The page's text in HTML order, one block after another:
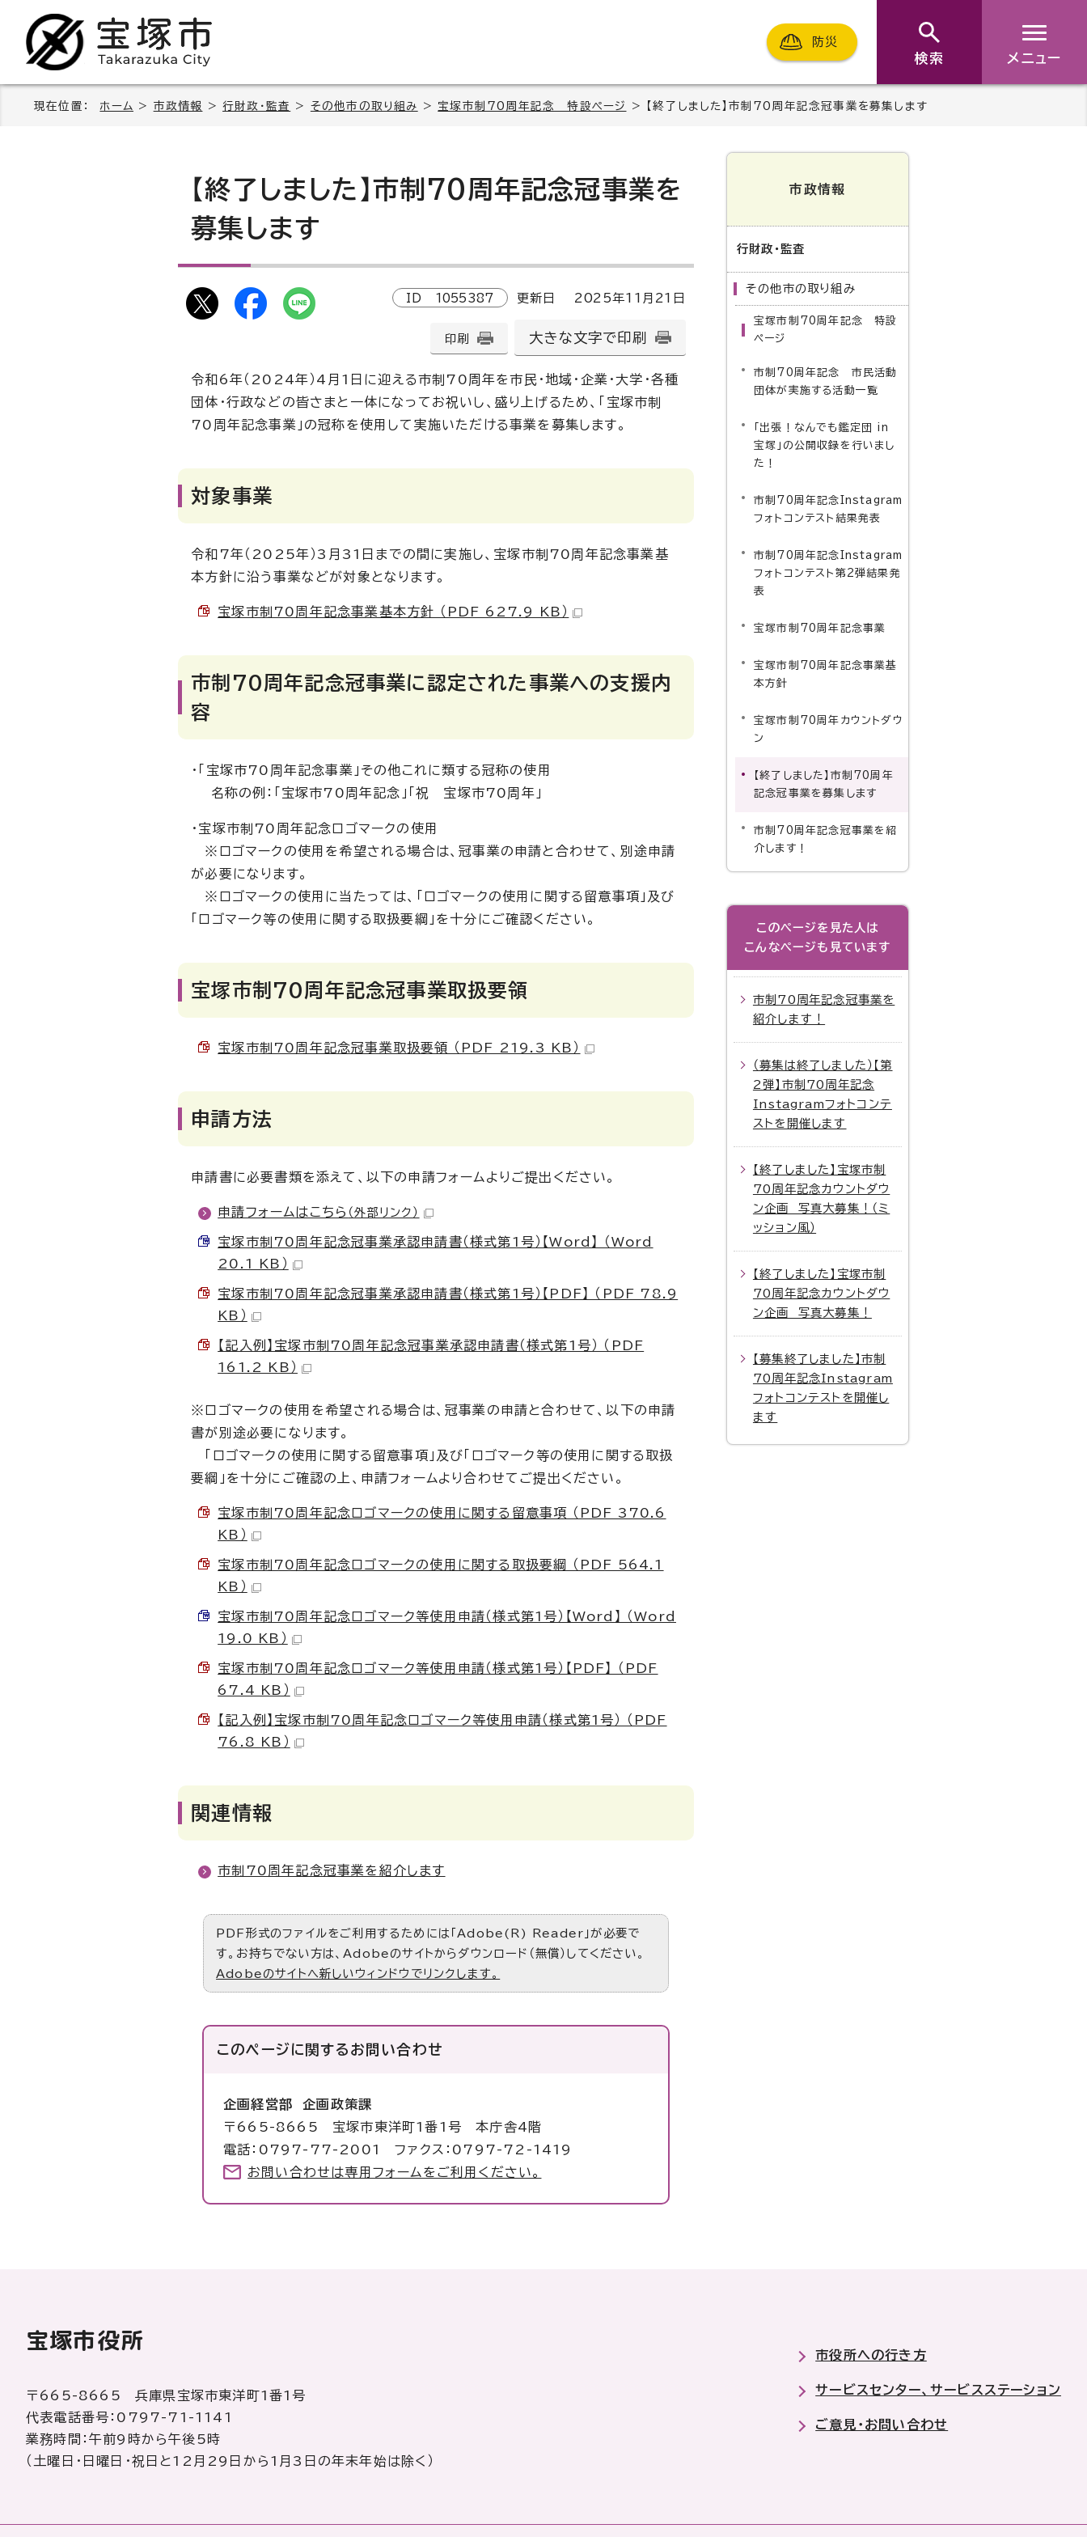
防災
検索 メニュー
現在位置： ホーム > 市政情報 >行財政・監査 > その他市の取り組み > 宝塚市制70周年記念 特設ページ > 【終了しました】市制70周年記念冠事業を募集します
【終了しました】市制70周年記念冠事業を
募集します
ID 1055387 更新日 2025年11 月 21 日
印刷 大きな文字で印刷
令和6年（2024年）4月1日に迎える市制70周年を市民・地域・企業・大学・各種
団体・行政などの皆さまと一体になってお祝いし、盛り上げるため、「宝塚市制
70周年記念事業」の冠称を使用して実施いただける事業を募集します。
対象事業
令和7年（2025年）3月31日までの間に実施し、宝塚市制70周年記念事業基
本方針に沿う事業などが対象となります。
宝塚市制70周年記念事業基本方針 （PDF 627.9 KB）
市制70周年記念冠事業に認定された事業への支援内
容
・「宝塚市70周年記念事業」その他これに類する冠称の使用
名称の例：「宝塚市70周年記念」「祝 宝塚市70周年」
・宝塚市制70周年記念ロゴマークの使用
※ロゴマークの使用を希望される場合は、冠事業の申請と合わせて、別途申請
が必要になります。
※ロゴマークの使用に当たっては、「ロゴマークの使用に関する留意事項」及び
「ロゴマーク等の使用に関する取扱要綱」を十分にご確認ください。
宝塚市制70周年記念冠事業取扱要領
宝塚市制70周年記念冠事業取扱要領 （PDF 219.3 KB）
申請方法
申請書に必要書類を添えて、以下の申請フォームよりご提出ください。
申請フォームはこちら （外部リンク）
宝塚市制70周年記念冠事業承認申請書（様式第1号）【Word】 （Word
20.1 KB）
宝塚市制70周年記念冠事業承認申請書（様式第1号）【PDF】 （PDF 78.9
KB）
【記入例】宝塚市制70周年記念冠事業承認申請書（様式第1号） （PDF
161.2 KB）
※ロゴマークの使用を希望される場合は、冠事業の申請と合わせて、以下の申請
書が別途必要になります。
「ロゴマークの使用に関する留意事項」及び「ロゴマーク等の使用に関する取扱
要綱」を十分にご確認の上、申請フォームより合わせてご提出ください。
宝塚市制70周年記念ロゴマークの使用に関する留意事項 （PDF 370.6
KB）
宝塚市制70周年記念ロゴマークの使用に関する取扱要綱 （PDF 564.1
KB）
宝塚市制70周年記念ロゴマーク等使用申請（様式第1号）【Word】 （Word
19.0 KB）
宝塚市制70周年記念ロゴマーク等使用申請（様式第1号）【PDF】 （PDF
67.4 KB）
【記入例】宝塚市制70周年記念ロゴマーク等使用申請（様式第1号） （PDF
76.8 KB）
関連情報
市制70周年記念冠事業を紹介します
PDF形式のファイルをご利用するためには「Adobe(R) Reader」が必要で
す。お持ちでない方は、Adobeのサイトからダウンロード（無償）してください。
Adobeのサイトへ新しいウィンドウでリンクします。
このページに関する お問い合わせ
企画経営部 企画政策課
〒665-8665 宝塚市東洋町1番1号 本庁舎4階
電話：0797-77-2001 ファクス：0797-72-1419
お問い合わせは専用フォームをご利用ください。
市政情報
行財政・監査
その他市の取り組み
宝塚市制70周年記念 特設
ページ
市制70周年記念 市民活動
団体が実施する活動一覧
「出張！なんでも鑑定団 in
宝塚」の公開収録を行いまし
た！
市制70周年記念Instagram
フォトコンテスト結果発表
市制70周年記念Instagram
フォトコンテスト第2弾結果発
表
宝塚市制70周年記念事業
宝塚市制70周年記念事業基
本方針
宝塚市制70周年カウントダウ
ン
【終了しました】市制70周年
記念冠事業を募集します
市制70周年記念冠事業を紹
介します！
このページを見た人は
こんなページも見ています
市制70周年記念冠事業を
紹介します！
（募集は終了しました）【第
2弾】市制70周年記念
Instagramフォトコンテ
ストを開催します
【終了しました】宝塚市制
70周年記念カウントダウ
ン企画 写真大募集！（ミ
ッション風）
【終了しました】宝塚市制
70周年記念カウントダウ
ン企画 写真大募集！
【募集終了しました】市制
70周年記念Instagram
フォトコンテストを開催し
ます
宝塚市役所
〒665-8665 兵庫県宝塚市東洋町1番1号
代表電話番号：0797-71-1141
業務時間：午前9時から午後5時
（土曜日・日曜日・祝日と12月29日から1月3日の年末年始は除く）
市役所への行き方
サービスセンター、サービスステーション
ご意見・お問い合わせ